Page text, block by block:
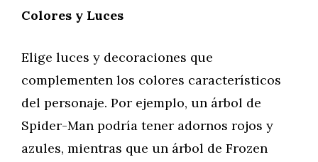
Colores y Luces
Elige luces y decoraciones que
complementen los colores característicos
del personaje. Por ejemplo, un árbol de
Spider-Man podría tener adornos rojos y
azules, mientras que un árbol de Frozen